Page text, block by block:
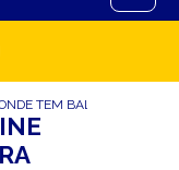
EXPOSITOR
TEM BALCAO VITRINE